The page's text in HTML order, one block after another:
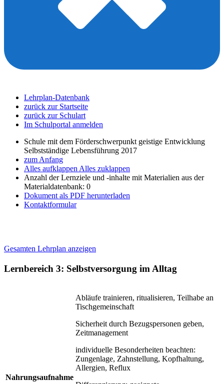
Lehrplan-Datenbank
zurück zur Startseite
zurück zur Schulart
Im Schulportal anmelden
Schule mit dem Förderschwerpunkt geistige Entwicklung
Selbstständige Lebensführung 2017
zum Anfang
Alles aufklappen Alles zuklappen
Anzahl der Lernziele und -inhalte mit Materialien aus der
Materialdatenbank: 0
Dokument als PDF herunterladen
Kontaktformular
Gesamten Lehrplan anzeigen
Lernbereich 3: Selbstversorgung im Alltag
Nahrungsaufnahme
Abläufe trainieren, ritualisieren, Teilhabe an
Tischgemeinschaft
Sicherheit durch Bezugspersonen geben,
Zeitmanagement
individuelle Besonderheiten beachten:
Zungenlage, Zahnstellung, Kopfhaltung,
Allergien, Reflux